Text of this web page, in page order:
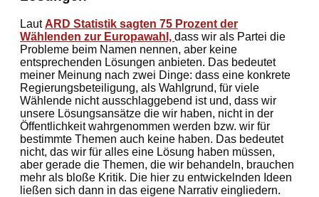
Laut ARD Statistik sagten 75 Prozent der
Wählenden zur Europawahl, dass wir als Partei die
Probleme beim Namen nennen, aber keine
entsprechenden Lösungen anbieten. Das bedeutet
meiner Meinung nach zwei Dinge: dass eine konkrete
Regierungsbeteiligung, als Wahlgrund, für viele
Wählende nicht ausschlaggebend ist und, dass wir
unsere Lösungsansätze die wir haben, nicht in der
Öffentlichkeit wahrgenommen werden bzw. wir für
bestimmte Themen auch keine haben. Das bedeutet
nicht, das wir für alles eine Lösung haben müssen,
aber gerade die Themen, die wir behandeln, brauchen
mehr als bloße Kritik. Die hier zu entwickelnden Ideen
ließen sich dann in das eigene Narrativ eingliedern.